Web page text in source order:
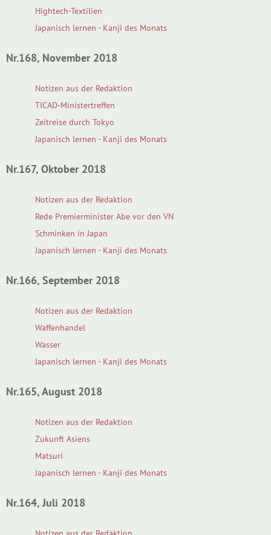
Hightech-Textilien
Japanisch lernen - Kanji des Monats
Nr.168, November 2018
Notizen aus der Redaktion
TICAD-Ministertreffen
Zeitreise durch Tokyo
Japanisch lernen - Kanji des Monats
Nr.167, Oktober 2018
Notizen aus der Redaktion
Rede Premierminister Abe vor den VN
Schminken in Japan
Japanisch lernen - Kanji des Monats
Nr.166, September 2018
Notizen aus der Redaktion
Waffenhandel
Wasser
Japanisch lernen - Kanji des Monats
Nr.165, August 2018
Notizen aus der Redaktion
Zukunft Asiens
Matsuri
Japanisch lernen - Kanji des Monats
Nr.164, Juli 2018